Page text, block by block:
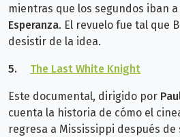
mientras que los segundos iban a
Esperanza. El revuelo fue tal que
desistir de la idea.
5. The Last White Knight
Este documental, dirigido por
cuenta la historia de cómo el
regresa a Mississippi después